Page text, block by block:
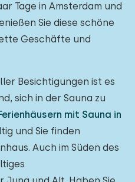
Tage in Amsterdam und
Sie diese schöne
Geschäfte und
Besichtigungen ist es
sich in der Sauna zu
mit Sauna in
und Sie finden
Auch im Süden des